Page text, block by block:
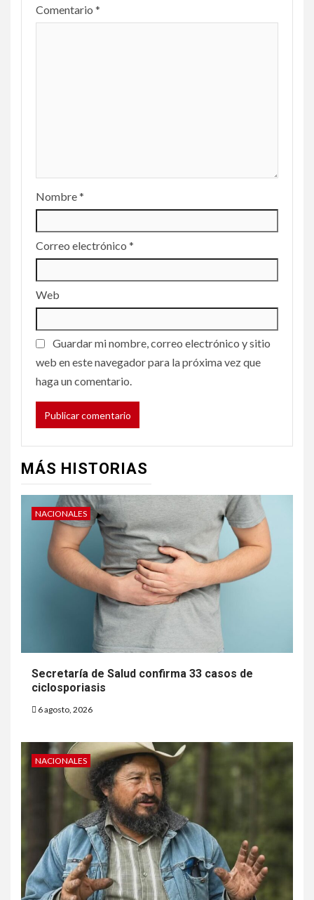
Comentario *
Nombre*
Correo electrónico *
Web
Guardar mi nombre, correo electrónico y sitio
web en este navegador para la próxima vez que
haga un comentario.
MÁS HISTORIAS
NACIONALES
Secretaría de Salud confirma 33 casos de
ciclosporiasis
6 agosto, 2026
NACIONALES